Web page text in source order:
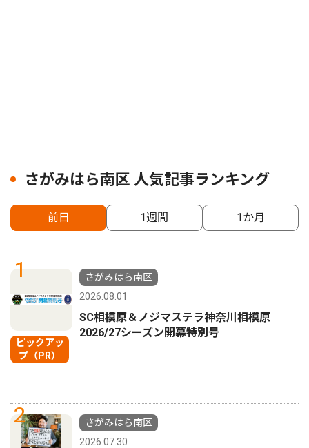
さがみはら南区 人気記事ランキング
前日 1週間 1か月
1
ピックアッ
プ（PR）
さがみはら南区
2026.08.01
SC相模原＆ノジマステラ神奈川相模原
2026/27シーズン開幕特別号
2
さがみはら南区
2026.07.30